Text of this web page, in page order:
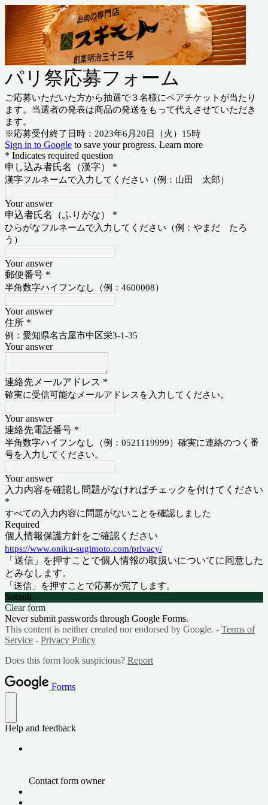
パリ祭応募フォーム
ご応募いただいた方から抽選で３名様にペアチケットが当たり
ます。当選者の発表は商品の発送をもって代えさせていただき
ます。
※応募受付終了日時：2023年6月20日（火）15時
Sign in to Google to save your progress. Learn more
* Indicates required question
申し込み者氏名（漢字） *
漢字フルネームで入力してください（例：山田 太郎）
Your answer
申込者氏名（ふりがな） *
ひらがなフルネームで入力してください（例：やまだ たろ
う）
Your answer
郵便番号 *
半角数字ハイフンなし（例：4600008）
Your answer
住所 *
例：愛知県名古屋市中区栄3-1-35
Your answer
連絡先メールアドレス *
確実に受信可能なメールアドレスを入力してください。
Your answer
連絡先電話番号 *
半角数字ハイフンなし（例：0521119999）確実に連絡のつく番
号を入力してください。
Your answer
入力内容を確認し問題がなければチェックを付けてください
*
すべての入力内容に問題がないことを確認しました
Required
個人情報保護方針をご確認ください
https://www.oniku-sugimoto.com/privacy/
「送信」を押すことで個人情報の取扱いについてに同意した
とみなします。
「送信」を押すことで応募が完了します。
Submit
Clear form
Never submit passwords through Google Forms.
This content is neither created nor endorsed by Google. - Terms of
Service - Privacy Policy
Does this form look suspicious? Report
Forms
Help and feedback
Contact form owner